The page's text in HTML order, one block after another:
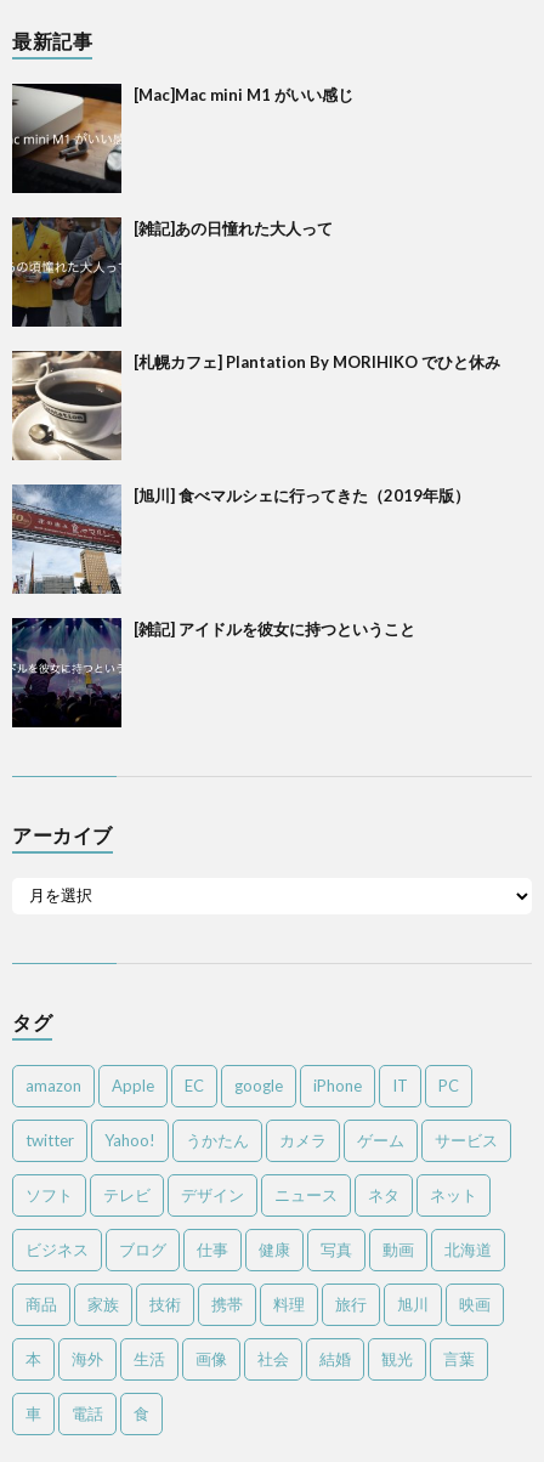
最新記事
[Mac]Mac mini M1 がいい感じ
[雑記]あの日憧れた大人って
[札幌カフェ] Plantation By MORIHIKO でひと休み
[旭川] 食べマルシェに行ってきた（2019年版）
[雑記] アイドルを彼女に持つということ
アーカイブ
タグ
amazon Apple EC google iPhone IT PC
twitter Yahoo! うかたん カメラ ゲーム サービス
ソフト テレビ デザイン ニュース ネタ ネット
ビジネス ブログ 仕事 健康 写真 動画 北海道
商品 家族 技術 携帯 料理 旅行 旭川 映画
本 海外 生活 画像 社会 結婚 観光 言葉
車 電話 食